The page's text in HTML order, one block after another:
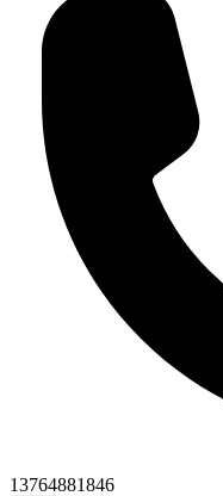
13764881846